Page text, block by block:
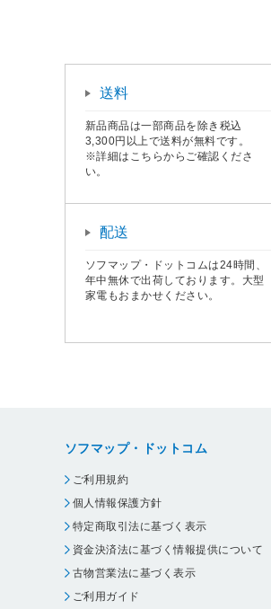
送料
新品商品は一部商品を除き税込
3,300円以上で送料が無料です。
※詳細はこちらからご確認くださ
い。
配送
ソフマップ・ドットコムは24時間、
年中無休で出荷しております。大型
家電もおまかせください。
ソフマップ・ドットコム
ご利用規約
個人情報保護方針
特定商取引法に基づく表示
資金決済法に基づく情報提供について
古物営業法に基づく表示
ご利用ガイド